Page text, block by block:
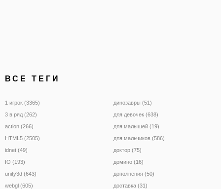
ВСЕ ТЕГИ
1 игрок (3365)
3 в ряд (262)
action (266)
HTML5 (2505)
idnet (49)
IO (193)
unity3d (643)
webgl (605)
динозавры (51)
для девочек (638)
для малышей (19)
для мальчиков (586)
доктор (75)
домино (16)
дополнения (50)
доставка (31)